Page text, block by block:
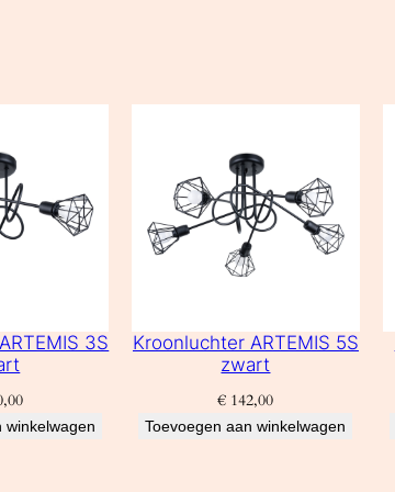
3S
winkelwagen
Kroonluchter ARTEMIS 5S
zwart
€ 142,00
Toevoegen aan winkelwagen